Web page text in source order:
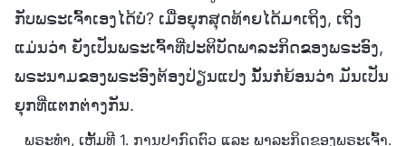
ກັບພຣະເຈົ້າເອງໄດ້ບໍ? ເມື່ອຍຸກສຸດທ້າຍໄດ້ມາເຖິງ, ເຖິງ
ແມ່ນວ່າ ຍັງເປັນພຣະເຈົ້າທີ່ປະຕິບັດພາລະກິດຂອງພຣະອົງ,
ພຣະນາມຂອງພຣະອົງຕ້ອງປ່ຽນແປງ ນັ້ນກໍຍ້ອນວ່າ ມັນເປັນ
ຍຸກທີ່ແຕກຕ່າງກັນ.
ພຣະທຳ, ເຫຼັ້ມທີ 1. ການປາກົດຕົວ ແລະ ພາລະກິດຂອງພຣະເຈົ້າ.